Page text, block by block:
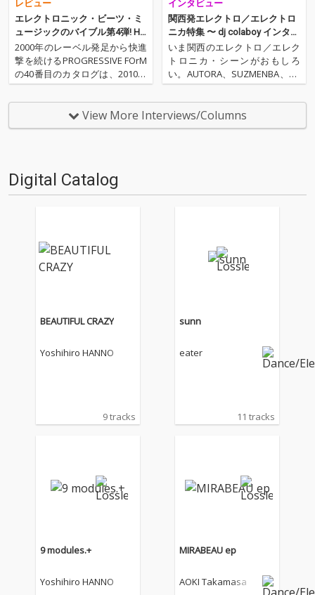
レビュー
エレクトロニック・ビーツ・ミ
ュージックのバイブル第4弾! HQ
Dクオリティで配信!!
2000年のレーベル発足から快進
撃を続けるPROGRESSIVE FOrM
の40番目のカタログは、2010年
以来4年振りとなるPROGRESSI
VE FOrMの記念碑的コンピレー
ション・アルバム『Forma 4.1
4』。いつも時代の最先端を提
インタビュー
関西発エレクトロ／エレクトロ
ニカ特集 〜 dj colaboy インタビ
ュー〜
いま関西のエレクトロ／エレク
トロニカ・シーンがおもしろ
い。AUTORA、SUZMENBA、du
bdub on-sengという旬なアー
ティスト3組が揃って新譜をリ
リースし、その勢いは確実に全
国へと飛び火している。OTOTO
View More Interviews/Columns
Digital Catalog
BEAUTIFUL CRAZY
Yoshihiro HANNO
9 tracks
sunn
eater
11 tracks
9 modules.+
Yoshihiro HANNO
MIRABEAU ep
AOKI Takamasa